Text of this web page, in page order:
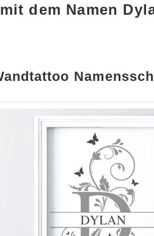
dem Namen